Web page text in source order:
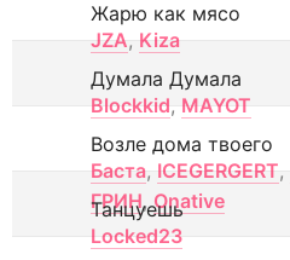
Жарю как мясо
JZA, Kiza
Думала Думала
Blockkid, MAYOT
Возле дома твоего
Баста, ICEGERGERT,
ГРИН, Onative
Танцуешь
Locked23